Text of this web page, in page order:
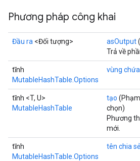
Phương pháp công khai
Đầu ra <Đối tượng> asOutput
Trả về
tĩnh
MutableHashTable.Options
vùng chứa
tĩnh <T, U>
MutableHashTable
tạo
chọn)
Phương
mới.
tĩnh
MutableHashTable.Options
tên chia sẻ